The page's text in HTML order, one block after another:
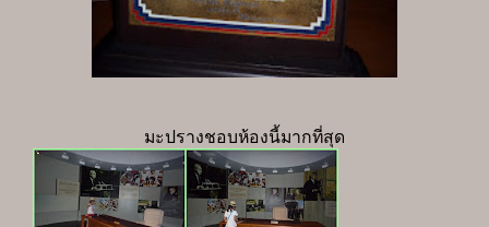
มะปรางชอบห้องนี้มากที่สุด